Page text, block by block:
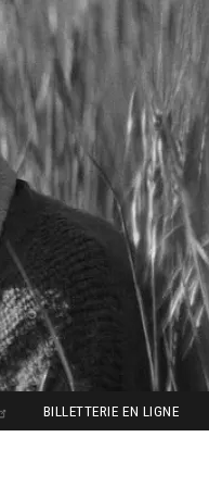
BILLETTERIE EN LIGNE